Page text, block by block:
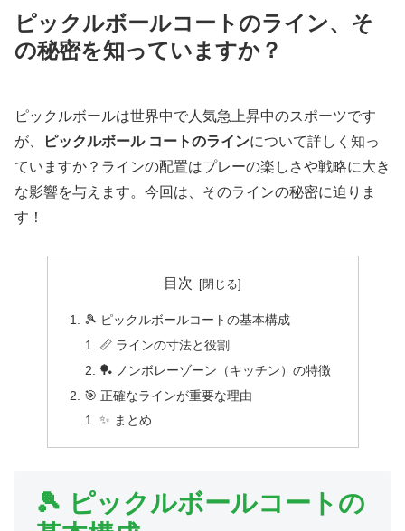
ピックルボールコートのライン、そ
の秘密を知っていますか？
ピックルボールは世界中で人気急上昇中のスポーツです
が、
ピックルボール コートのラインについて詳しく知っ
ていますか？ラインの配置はプレーの楽しさや戦略に大き
な影響を与えます。今回は、そのラインの秘密に迫りま
す！
目次
🎾 ピックルボールコートの基本構成
📏 ラインの寸法と役割
🏓 ノンボレーゾーン（キッチン）の特徴
🎯 正確なラインが重要な理由
✨ まとめ
🎾 ピックルボールコートの